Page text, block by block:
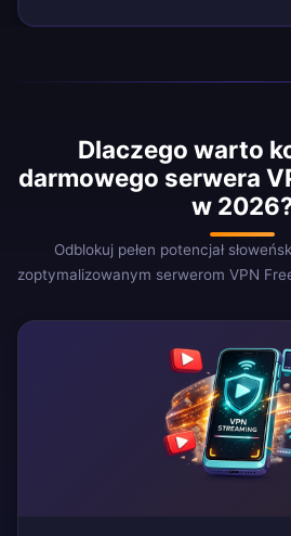
Dlaczego warto
darmowego serwera
w
Odblokuj pełen potencjał
zoptymalizowanym serwerom VPN